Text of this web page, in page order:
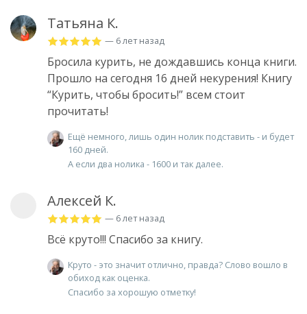
Татьяна К.
— 6 лет назад
Бросила курить, не дождавшись конца книги.
Прошло на сегодня 16 дней некурения! Книгу
“Курить, чтобы бросить!” всем стоит
прочитать!
Ещё немного, лишь один нолик подставить - и будет
160 дней.
А если два нолика - 1600 и так далее.
Алексей К.
— 6 лет назад
Всё круто!!! Спасибо за книгу.
Круто - это значит отлично, правда? Слово вошло в
обиход как оценка.
Спасибо за хорошую отметку!